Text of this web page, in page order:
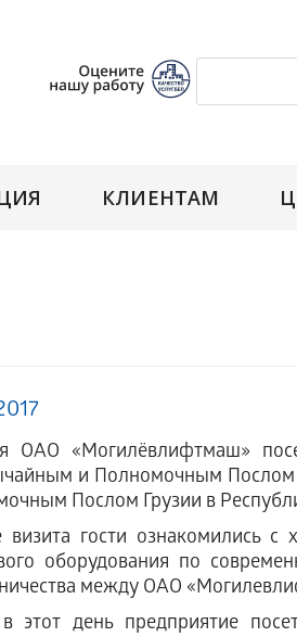
КЛИЕНТАМ
ОАО «Могилёвлифтмаш»
и Полномочным Послом
Послом Грузии в
гости ознакомились с
оборудования по
между ОАО
этот день предприятие